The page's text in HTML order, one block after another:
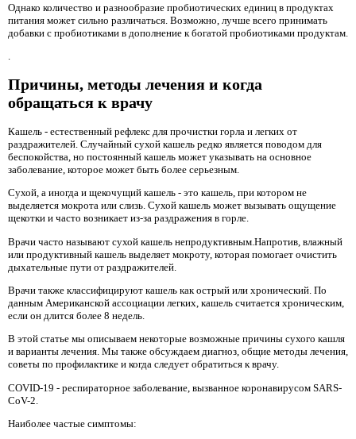
Однако количество и разнообразие пробиотических единиц в продуктах
питания может сильно различаться. Возможно, лучше всего принимать
добавки с пробиотиками в дополнение к богатой пробиотиками продуктам.
Причины, методы лечения и когда
обращаться к врачу
Кашель - естественный рефлекс для прочистки горла и легких от
раздражителей. Случайный сухой кашель редко является поводом для
беспокойства, но постоянный кашель может указывать на основное
заболевание, которое может быть более серьезным.
Сухой, а иногда и щекочущий кашель - это кашель, при котором не
выделяется мокрота или слизь. Сухой кашель может вызывать ощущение
щекотки и часто возникает из-за раздражения в горле.
Врачи часто называют сухой кашель непродуктивным.Напротив, влажный
или продуктивный кашель выделяет мокроту, которая помогает очистить
дыхательные пути от раздражителей.
Врачи также классифицируют кашель как острый или хронический. По
данным Американской ассоциации легких, кашель считается хроническим,
если он длится более 8 недель.
В этой статье мы описываем некоторые возможные причины сухого кашля
и варианты лечения. Мы также обсуждаем диагноз, общие методы лечения,
советы по профилактике и когда следует обратиться к врачу.
COVID-19 - респираторное заболевание, вызванное коронавирусом SARS-
CoV-2.
Наиболее частые симптомы: